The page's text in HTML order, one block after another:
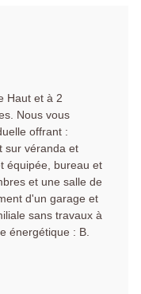
Haut et à 2
Nous vous
offrant :
sur véranda et
équipée, bureau et
et une salle de
d'un garage et
sans travaux à
énergétique : B.